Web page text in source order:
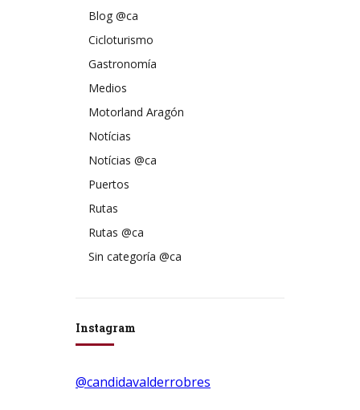
Blog @ca
Cicloturismo
Gastronomía
Medios
Motorland Aragón
Notícias
Notícias @ca
Puertos
Rutas
Rutas @ca
Sin categoría @ca
Instagram
@candidavalderrobres